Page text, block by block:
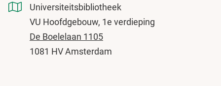
Universiteitsbibliotheek
VU Hoofdgebouw, 1e verdieping
De Boelelaan 1105
1081 HV Amsterdam